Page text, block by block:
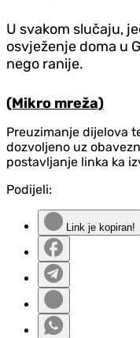
U svakom slučaju,
osvježenje doma u
nego ranije.
(Mikro mreža)
Preuzimanje dijelova
dozvoljeno uz
postavljanje linka ka
Podijeli:
Link je kopiran!